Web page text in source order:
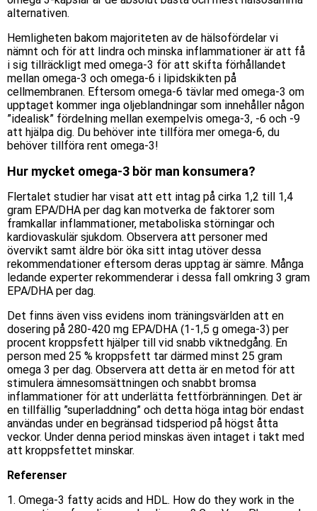
alternativen.
Hemligheten bakom majoriteten av de hälsofördelar vi
nämnt och för att lindra och minska inflammationer är att få
i sig tillräckligt med omega-3 för att skifta förhållandet
mellan omega-3 och omega-6 i lipidskikten på
cellmembranen. Eftersom omega-6 tävlar med omega-3 om
upptaget kommer inga oljeblandningar som innehåller någon
”idealisk” fördelning mellan exempelvis omega-3, -6 och -9
att hjälpa dig. Du behöver inte tillföra mer omega-6, du
behöver tillföra rent omega-3!
Hur mycket omega-3 bör man konsumera?
Flertalet studier har visat att ett intag på cirka 1,2 till 1,4
gram EPA/DHA per dag kan motverka de faktorer som
framkallar inflammationer, metaboliska störningar och
kardiovaskulär sjukdom. Observera att personer med
övervikt samt äldre bör öka sitt intag utöver dessa
rekommendationer eftersom deras upptag är sämre. Många
ledande experter rekommenderar i dessa fall omkring 3 gram
EPA/DHA per dag.
Det finns även viss evidens inom träningsvärlden att en
dosering på 280-420 mg EPA/DHA (1-1,5 g omega-3) per
procent kroppsfett hjälper till vid snabb viktnedgång. En
person med 25 % kroppsfett tar därmed minst 25 gram
omega 3 per dag. Observera att detta är en metod för att
stimulera ämnesomsättningen och snabbt bromsa
inflammationer för att underlätta fettförbränningen. Det är
en tillfällig ”superladdning” och detta höga intag bör endast
användas under en begränsad tidsperiod på högst åtta
veckor. Under denna period minskas även intaget i takt med
att kroppsfettet minskar.
Referenser
1. Omega-3 fatty acids and HDL. How do they work in the